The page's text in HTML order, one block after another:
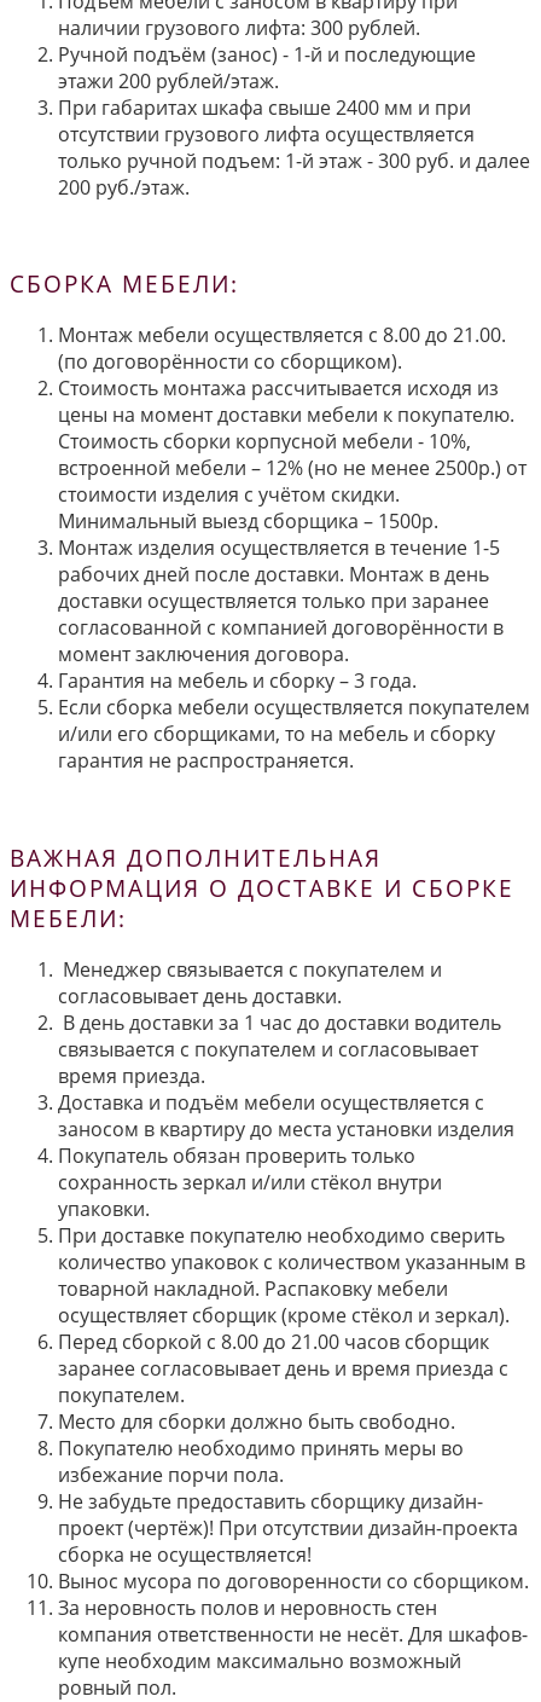
наличии грузового лифта: 300 рублей.
Ручной подъём (занос) - 1-й и последующие
этажи 200 рублей/этаж.
При габаритах шкафа свыше 2400 мм и при
отсутствии грузового лифта осуществляется
только ручной подъем: 1-й этаж - 300 руб. и далее
200 руб./этаж.
СБОРКА МЕБЕЛИ:
Монтаж мебели осуществляется с 8.00 до 21.00.
(по договорённости со сборщиком).
Стоимость монтажа рассчитывается исходя из
цены на момент доставки мебели к покупателю.
Стоимость сборки корпусной мебели - 10%,
встроенной мебели – 12% (но не менее 2500р.) от
стоимости изделия с учётом скидки.
Минимальный выезд сборщика – 1500р.
Монтаж изделия осуществляется в течение 1-5
рабочих дней после доставки. Монтаж в день
доставки осуществляется только при заранее
согласованной с компанией договорённости в
момент заключения договора.
Гарантия на мебель и сборку – 3 года.
Если сборка мебели осуществляется покупателем
и/или его сборщиками, то на мебель и сборку
гарантия не распространяется.
ВАЖНАЯ ДОПОЛНИТЕЛЬНАЯ
ИНФОРМАЦИЯ О ДОСТАВКЕ И СБОРКЕ
МЕБЕЛИ:
Менеджер связывается с покупателем и
согласовывает день доставки.
В день доставки за 1 час до доставки водитель
связывается с покупателем и согласовывает
время приезда.
Доставка и подъём мебели осуществляется с
заносом в квартиру до места установки изделия
Покупатель обязан проверить только
сохранность зеркал и/или стёкол внутри
упаковки.
При доставке покупателю необходимо сверить
количество упаковок с количеством указанным в
товарной накладной. Распаковку мебели
осуществляет сборщик (кроме стёкол и зеркал).
Перед сборкой с 8.00 до 21.00 часов сборщик
заранее согласовывает день и время приезда с
покупателем.
Место для сборки должно быть свободно.
Покупателю необходимо принять меры во
избежание порчи пола.
Не забудьте предоставить сборщику дизайн-
проект (чертёж)! При отсутствии дизайн-проекта
сборка не осуществляется!
Вынос мусора по договоренности со сборщиком.
За неровность полов и неровность стен
компания ответственности не несёт. Для шкафов-
купе необходим максимально возможный
ровный пол.